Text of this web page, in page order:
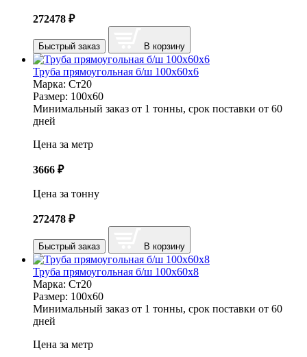
272478 ₽
Быстрый заказ В корзину
Труба прямоугольная б/ш 100х60х6
Марка: Ст20
Размер: 100х60
Минимальный заказ от 1 тонны, срок поставки от 60
дней
Цена за метр
3666 ₽
Цена за тонну
272478 ₽
Быстрый заказ В корзину
Труба прямоугольная б/ш 100х60х8
Марка: Ст20
Размер: 100х60
Минимальный заказ от 1 тонны, срок поставки от 60
дней
Цена за метр